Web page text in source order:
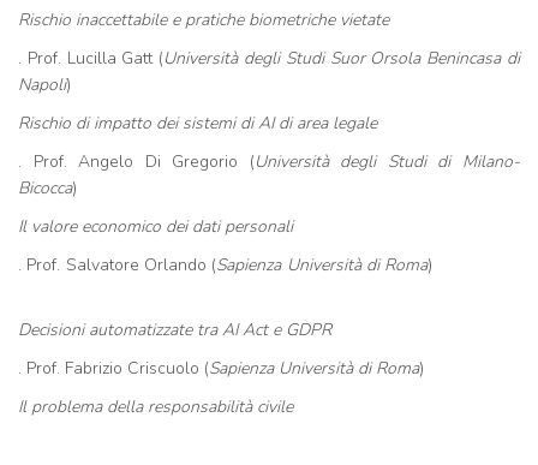
Rischio inaccettabile e pratiche biometriche vietate
. Prof. Lucilla Gatt (Università degli Studi Suor Orsola Benincasa di
Napoli)
Rischio di impatto dei sistemi di AI di area legale
. Prof. Angelo Di Gregorio (Università degli Studi di Milano-
Bicocca)
Il valore economico dei dati personali
. Prof. Salvatore Orlando (Sapienza Università di Roma)
Decisioni automatizzate tra AI Act e GDPR
. Prof. Fabrizio Criscuolo (Sapienza Università di Roma)
Il problema della responsabilità civile